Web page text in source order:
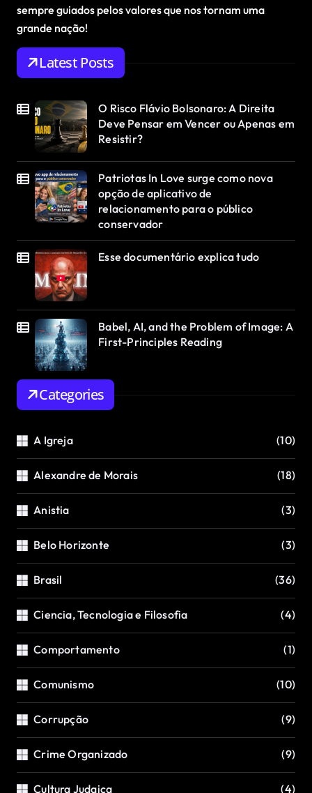
sempre guiados pelos valores que nos tornam uma
grande nação!
Latest Posts
O Risco Flávio Bolsonaro: A Direita
Deve Pensar em Vencer ou Apenas em
Resistir?
Patriotas In Love surge como nova
opção de aplicativo de
relacionamento para o público
conservador
Esse documentário explica tudo
Babel, AI, and the Problem of Image: A
First-Principles Reading
Categories
A Igreja (10)
Alexandre de Morais (18)
Anistia (3)
Belo Horizonte (3)
Brasil (36)
Ciencia, Tecnologia e Filosofia (4)
Comportamento (1)
Comunismo (10)
Corrupção (9)
Crime Organizado (9)
Cultura Judaica (4)